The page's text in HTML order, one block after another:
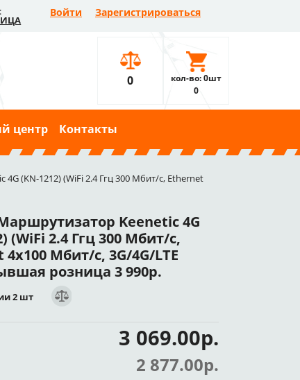
Войти Зарегистрироваться
0
кол-во: 0шт
0
центр Контакты
(KN-1212) (WiFi 2.4 Ггц 300 Мбит/с, Ethernet
Keenetic 4G
(WiFi 2.4 Ггц 300 Мбит/с,
Мбит/с, 3G/4G/LTE
розница 3 990р.
2 шт
3 069.00р.
2 877.00р.